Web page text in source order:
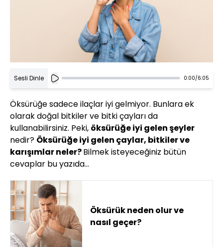
Sesli Dinle 0:00/6:05
Öksürüğe sadece ilaçlar iyi gelmiyor. Bunlara ek
olarak doğal bitkiler ve bitki çayları da
kullanabilirsiniz. Peki, öksürüğe iyi gelen şeyler
nedir? Öksürüğe iyi gelen çaylar, bitkiler ve
karışımlar neler?Bilmek isteyeceğiniz bütün
cevaplar bu yazıda…
Öksürük neden olur ve
nasıl geçer?